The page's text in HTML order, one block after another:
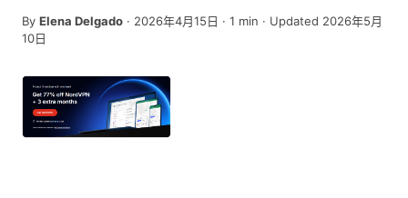
By Elena Delgado · 2026年4月15日 · 1 min · Updated 2026年5月
10日